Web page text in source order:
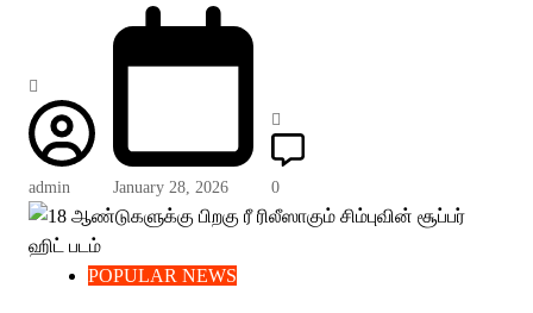
admin January 28, 2026 0
POPULAR NEWS